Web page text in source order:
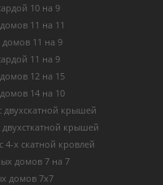
10 на 9
11 на 11
11 на 9
11 на 9
12 на 15
14 на 10
крышей
крышей
х скатной кровлей
домов 7 на 7
домов 7х7